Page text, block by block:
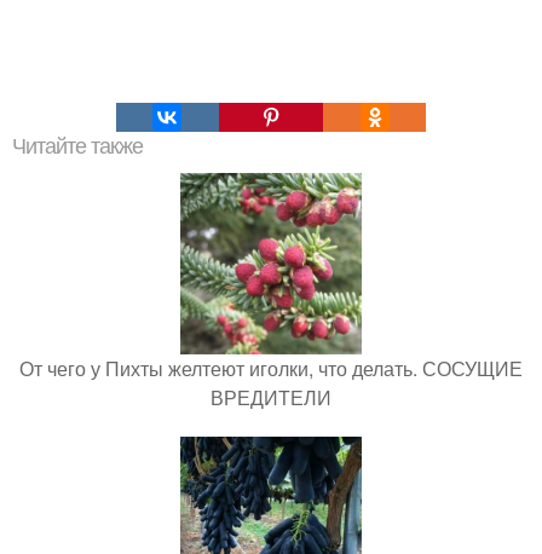
Читайте также
От чего у Пихты желтеют иголки, что делать. СОСУЩИЕ
ВРЕДИТЕЛИ